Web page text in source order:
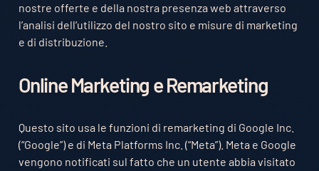
nostre offerte e della nostra presenza web attraverso
l’analisi dell’utilizzo del nostro sito e misure di marketing
e di distribuzione.
Online Marketing e Remarketing
Questo sito usa le funzioni di remarketing di Google Inc.
(“Google”) e di Meta Platforms Inc. (“Meta”). Meta e Google
vengono notificati sul fatto che un utente abbia visitato